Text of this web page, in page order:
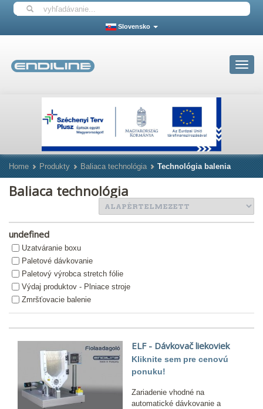
Slovensko
Toggle
Home Produkty Baliaca technológia Technológia balenia
Baliaca technológia
undefined
Uzatváranie boxu
Paletové dávkovanie
Paletový výrobca stretch fólie
Výdaj produktov - Plniace stroje
Zmršťovacie balenie
ELF - Dávkovač liekoviek
Kliknite sem pre cenovú
ponuku!
Zariadenie vhodné na
automatické dávkovanie a